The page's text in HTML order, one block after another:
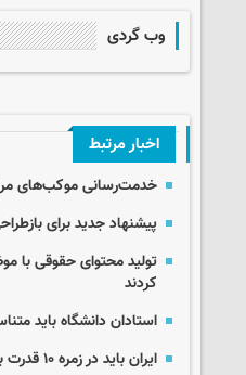
وب گردی
اخبار مرتبط
خدمت‌رسانی موکب‌های مرز
پیشنهاد جدید برای
کردند
استادان دانشگاه باید
ایران باید در زمره ۱۰ قدرت برتر هوش مصنوعی جهان قرار گیرد